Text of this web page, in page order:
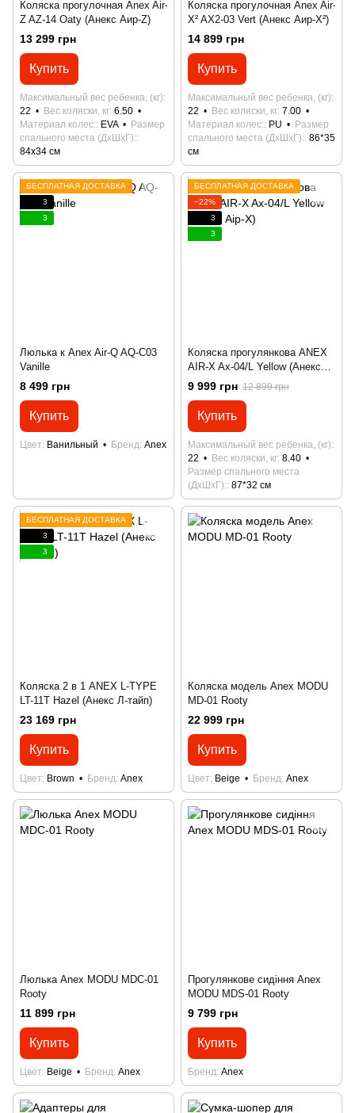
Коляска прогулочная Anex Air-
Z AZ-14 Oaty (Анекс Аир-Z)
13 299 грн
Купить
Максимальный вес ребенка, (кг)
22
Вес коляски, кг 6.50
Материал колес:
EVA
Размер
спального места (ДхШхГ):
84x34 см
Коляска прогулочная Anex Air-
X² AX2-03 Vert (Анекс Аир-X²)
14 899 грн
Купить
Максимальный вес ребенка, (кг)
22
Вес коляски, кг 7.00
Материал колес:
PU
Размер
спального места (ДхШхГ): 86*35
см
БЕСПЛАТНАЯ ДОСТАВКА
3
3
Люлька к Anex Air-Q AQ-C03
Vanille
8 499 грн
Купить
Цвет Ванильный Бренд Anex
БЕСПЛАТНАЯ ДОСТАВКА
−22%
3
3
Коляска прогулянкова ANEX
AIR-X Ax-04/L Yellow (Анекс
Аір-Х)
9 999 грн 12 899 грн
Купить
Максимальный вес ребенка, (кг)
22
Вес коляски, кг 8.40
Размер спального места
(ДхШхГ): 87*32 см
БЕСПЛАТНАЯ ДОСТАВКА
3
3
Коляска 2 в 1 ANEX L-TYPE
LT-11T Hazel (Анекс Л-тайп)
23 169 грн
Купить
Цвет Brown Бренд Anex
Коляска модель Anex MODU
MD-01 Rooty
22 999 грн
Купить
Цвет Beige Бренд Anex
Люлька Anex MODU MDC-01
Rooty
11 899 грн
Купить
Цвет Beige Бренд Anex
Прогулянкове сидіння Anex
MODU MDS-01 Rooty
9 799 грн
Купить
Бренд Anex